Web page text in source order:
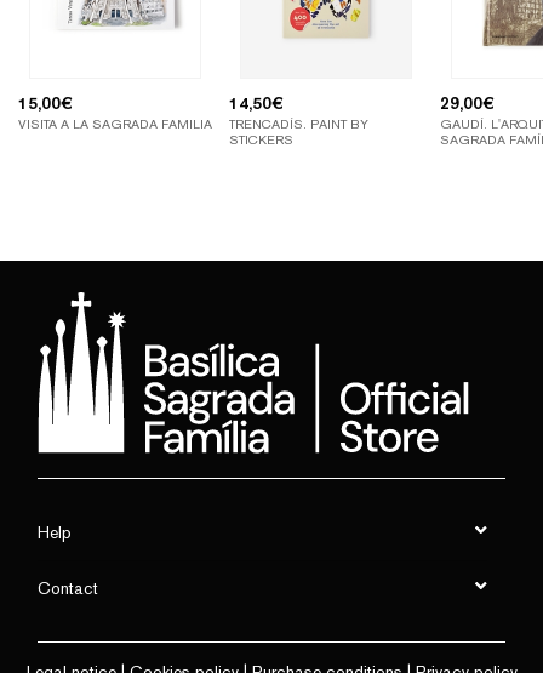
15,00€
VISITA A LA SAGRADA FAMILIA
14,50€
TRENCADÍS. PAINT BY
STICKERS
29,00€
GAUDÍ.
SAGRADA
Help
Contact